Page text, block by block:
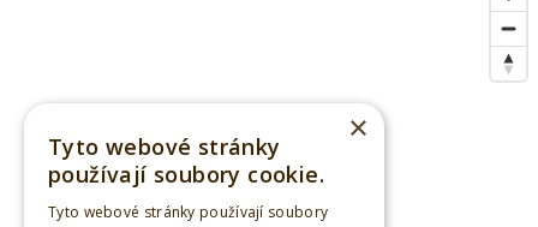
×
Tyto webové stránky
používají soubory cookie.
Tyto webové stránky používají soubory